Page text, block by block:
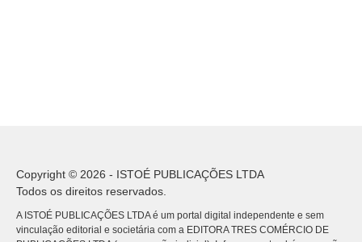
Copyright © 2026 - ISTOÉ PUBLICAÇÕES LTDA
Todos os direitos reservados.
A ISTOÉ PUBLICAÇÕES LTDA é um portal digital independente e sem
vinculação editorial e societária com a EDITORA TRES COMÉRCIO DE